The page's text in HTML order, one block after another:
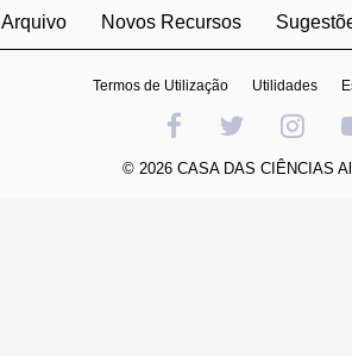
Arquivo Novos Recursos
Termos de Utilização Utilidades
© 2026 CASA DAS CIÊNCIAS